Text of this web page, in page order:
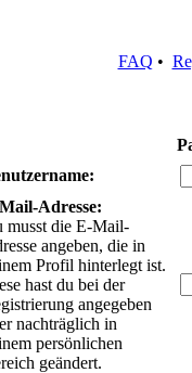
FAQ •
Adresse:
musst die E-Mail-
angeben, die in
Profil hinterlegt ist.
hast du bei der
angegeben
nachträglich in
persönlichen
geändert.